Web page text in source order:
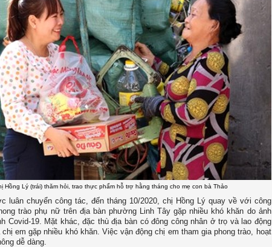
Hồng Lý (trái) thăm hỏi, trao thực phẩm hỗ trợ hằng tháng cho mẹ con bà Thảo
luân chuyển công tác, đến tháng 10/2020, chị Hồng Lý quay về với công
trào phụ nữ trên địa bàn phường Linh Tây gặp nhiều khó khăn do ảnh
Covid-19. Mặt khác, đặc thù địa bàn có đông công nhân ở trọ và lao động
em gặp nhiều khó khăn. Việc vận động chị em tham gia phong trào, hoạt
dễ dàng.